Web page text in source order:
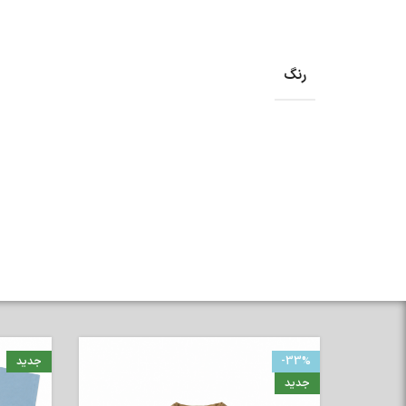
رنگ
-33%
جدید
جدید